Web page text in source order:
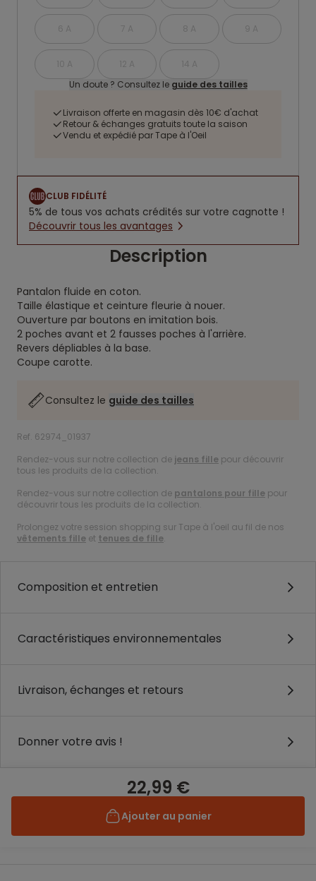
6 A 7 A 8 A 9 A
10 A 12 A
14 A
Un doute ? Consultez le guide des tailles
Livraison offerte en magasin dès 10€ d'achat
Retour & échanges gratuits toute la saison
Vendu et expédié par Tape à l'Oeil
CLUB FIDÉLITÉ
5% de tous vos achats crédités sur votre cagnotte !
Découvrir tous les avantages
Description
Pantalon fluide en coton.
Taille élastique et ceinture fleurie à nouer.
Ouverture par boutons en imitation bois.
2 poches avant et 2 fausses poches à l'arrière.
Revers dépliables à la base.
Coupe carotte.
Consultez le guide des tailles
Ref. 62974_01937
Rendez-vous sur notre collection de jeans fille pour découvrir
tous les produits de la collection.
Rendez-vous sur notre collection de pantalons pour fille pour
découvrir tous les produits de la collection.
Prolongez votre session shopping sur Tape à l'oeil au fil de nos
vêtements fille et tenues de fille.
Composition et entretien
Caractéristiques environnementales
Livraison, échanges et retours
Donner votre avis !
22,99 €
Ajouter au panier